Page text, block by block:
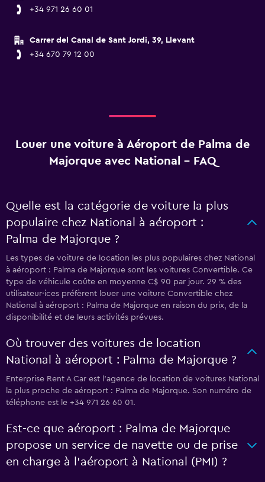
+34 971 26 60 01
Carrer del Canal de Sant Jordi, 39, Llevant
+34 670 79 12 00
Louer une voiture à Aéroport de Palma de
Majorque avec National - FAQ
Quelle est la catégorie de voiture la plus
populaire chez National à aéroport :
Palma de Majorque ?
Les types de voiture de location les plus populaires chez National
à aéroport : Palma de Majorque sont les voitures Convertible. Ce
type de véhicule coûte en moyenne C$ 90 par jour. 29 % des
utilisateur·ices préfèrent louer une voiture Convertible chez
National à aéroport : Palma de Majorque en raison du prix, de la
disponibilité et de leurs activités prévues.
Où trouver des voitures de location
National à aéroport : Palma de Majorque ?
Enterprise Rent A Car est l'agence de location de voitures National
la plus proche de aéroport : Palma de Majorque. Son numéro de
téléphone est le +34 971 26 60 01.
Est-ce que aéroport : Palma de Majorque
propose un service de navette ou de prise
en charge à l’aéroport à National (PMI) ?